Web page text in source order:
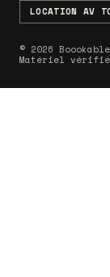
LOCATION AV
© 2026
Matériel vérifié